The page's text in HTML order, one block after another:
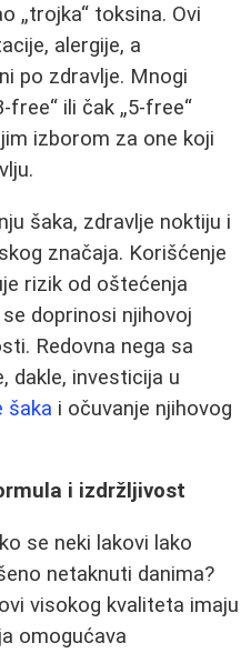
„trojka“ toksina. Ovi
alergije, a
po zdravlje. Mnogi
free“ ili čak „5-free“
izborom za one koji
šaka, zdravlje noktiju i
značaja. Korišćenje
rizik od oštećenja
doprinosi njihovoj
Redovna nega sa
dakle, investicija u
šaka i očuvanje njihovog
i izdržljivost
se neki lakovi lako
netaknuti danima?
visokog kvaliteta imaju
omogućava